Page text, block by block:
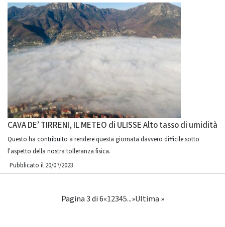
CAVA DE’ TIRRENI, IL METEO di ULISSE Alto tasso di umidità
Questo ha contribuito a rendere questa giornata davvero difficile sotto
l'aspetto della nostra tolleranza fisica.
Pubblicato il 20/07/2023
Pagina 3 di 6«12345...»Ultima »